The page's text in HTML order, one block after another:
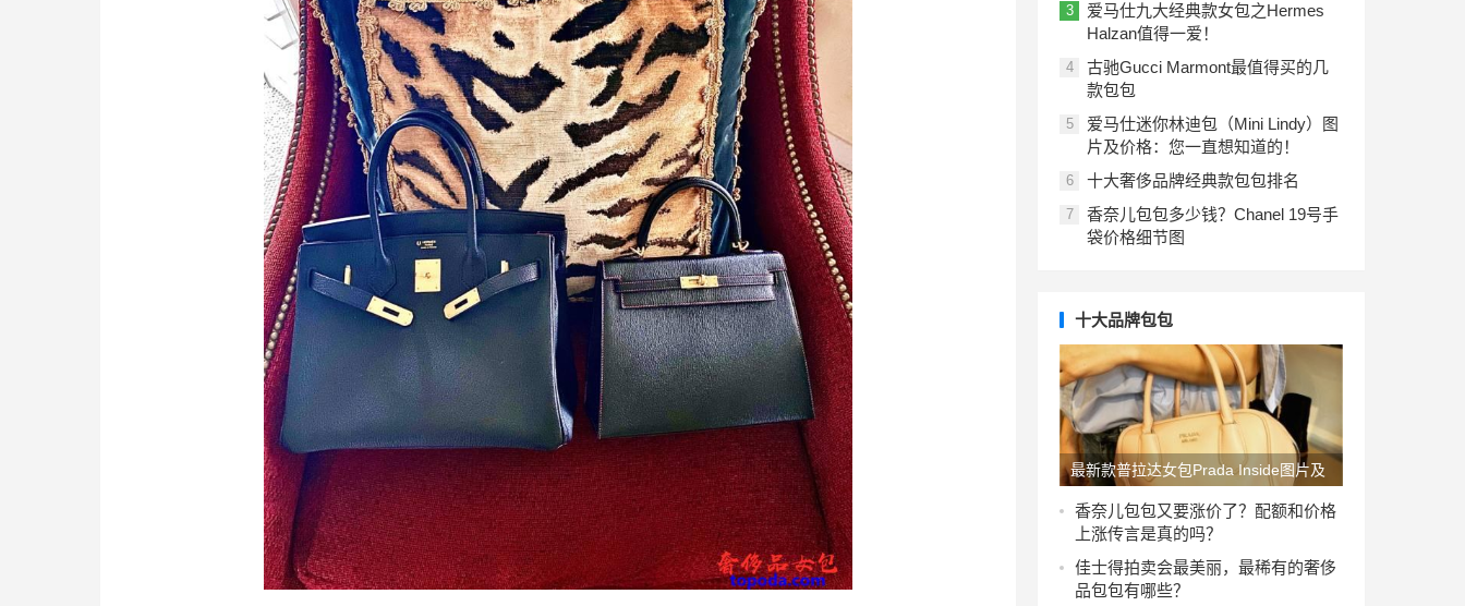
3
爱马仕九大经典款女包之Hermes
Halzan值得一爱！
4
古驰Gucci Marmont最值得买的几
款包包
5
爱马仕迷你林迪包（Mini Lindy）图
片及价格：您一直想知道的！
6 十大奢侈品牌经典款包包排名
7
香奈儿包包多少钱？Chanel 19号手
袋价格细节图
十大品牌包包
最新款普拉达女包Prada Inside图片及
价格，它会成为“ IT”包吗？
香奈儿包包又要涨价了？配额和价格
上涨传言是真的吗？
佳士得拍卖会最美丽，最稀有的奢侈
品包包有哪些？